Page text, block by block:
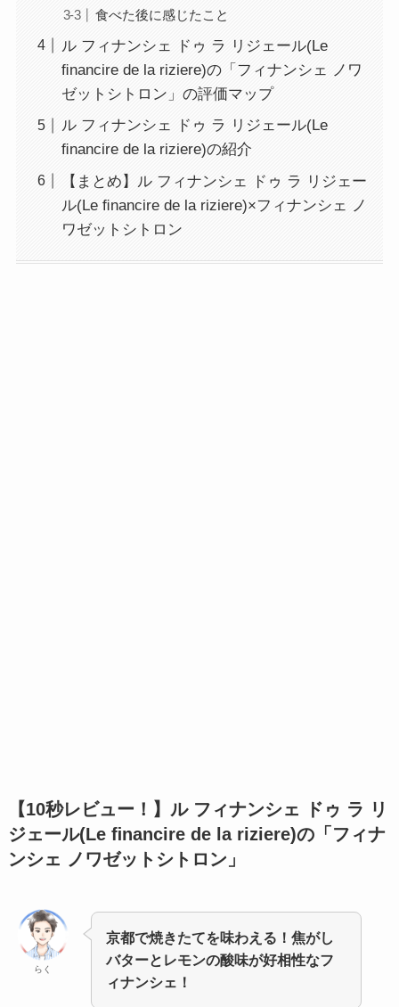
食べた後に感じたこと
ル フィナンシェ ドゥ ラ リジェール(Le
ﬁnancire de la riziere)の「フィナンシェ ノワ
ゼットシトロン」の評価マップ
ル フィナンシェ ドゥ ラ リジェール(Le
ﬁnancire de la riziere)の紹介
【まとめ】ル フィナンシェ ドゥ ラ リジェー
ル(Le ﬁnancire de la riziere)×フィナンシェ ノ
ワゼットシトロン
【10秒レビュー！】 ル フィナンシェ ドゥ ラ リ
ジェール(Le ﬁnancire de la riziere)の「フィナ
ンシェ ノワゼットシトロン」
らく
京都で焼きたてを味わえる！焦がし
バターとレモンの酸味が好相性なフ
ィナンシェ！